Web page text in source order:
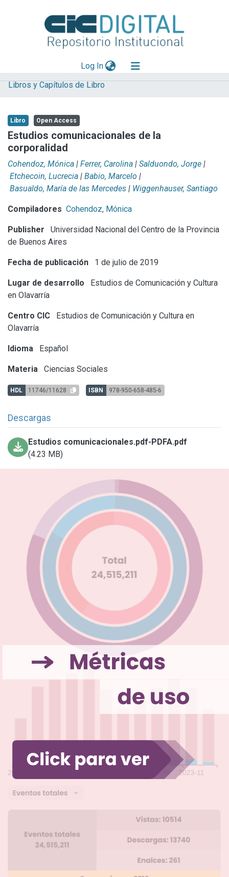
Log In(current)
Explorar
Aportar material
Statistics
Libros y Capítulos de Libro
Libro Open Access
Estudios comunicacionales de la
corporalidad
Cohendoz, Mónica | Ferrer, Carolina | Salduondo, Jorge |
Etchecoin, Lucrecia | Babio, Marcelo |
Basualdo, María de las Mercedes | Wiggenhauser, Santiago
Compiladores Cohendoz, Mónica
Publisher
Universidad Nacional del Centro de la Provincia
de Buenos Aires
Fecha de publicación 1 de julio de 2019
Lugar de desarrollo
Estudios de Comunicación y Cultura
en Olavarría
Centro CIC
Estudios de Comunicación y Cultura en
Olavarría
Idioma Español
Materia Ciencias Sociales
HDL 11746/11628 ISBN 978-950-658-485-6
Descargas
Estudios comunicacionales.pdf-PDFA.pdf
(4.23 MB)